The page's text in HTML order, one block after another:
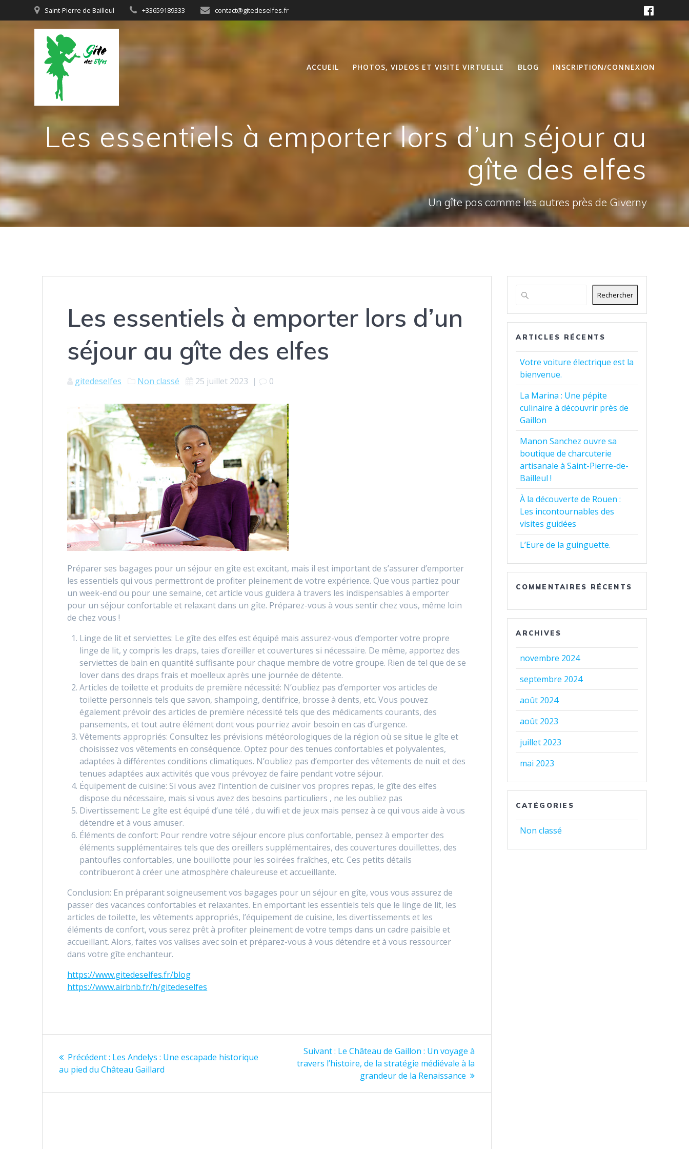
au
Saint-Pierre de Bailleul +33659189333 contact@gitedeselfes.fr
ACCUEIL PHOTOS, VIDEOS ET VISITE VIRTUELLE BLOG INSCRIPTION/CONNEXION
Les essentiels à emporter lors d’un séjour au
gîte des elfes
Un gîte pas comme les autres près de Giverny
Les essentiels à emporter lors d’un
séjour au gîte des elfes
gitedeselfes Non classé 25 juillet 2023 | 0
Préparer ses bagages pour un séjour en gîte est excitant, mais il est important de s’assurer d’emporter
les essentiels qui vous permettront de profiter pleinement de votre expérience. Que vous partiez pour
un week-end ou pour une semaine, cet article vous guidera à travers les indispensables à emporter
pour un séjour confortable et relaxant dans un gîte. Préparez-vous à vous sentir chez vous, même loin
de chez vous !
Linge de lit et serviettes: Le gîte des elfes est équipé mais assurez-vous d’emporter votre propre
linge de lit, y compris les draps, taies d’oreiller et couvertures si nécessaire. De même, apportez des
serviettes de bain en quantité suffisante pour chaque membre de votre groupe. Rien de tel que de se
lover dans des draps frais et moelleux après une journée de détente.
Articles de toilette et produits de première nécessité: N’oubliez pas d’emporter vos articles de
toilette personnels tels que savon, shampoing, dentifrice, brosse à dents, etc. Vous pouvez
également prévoir des articles de première nécessité tels que des médicaments courants, des
pansements, et tout autre élément dont vous pourriez avoir besoin en cas d’urgence.
Vêtements appropriés: Consultez les prévisions météorologiques de la région où se situe le gîte et
choisissez vos vêtements en conséquence. Optez pour des tenues confortables et polyvalentes,
adaptées à différentes conditions climatiques. N’oubliez pas d’emporter des vêtements de nuit et des
tenues adaptées aux activités que vous prévoyez de faire pendant votre séjour.
Équipement de cuisine: Si vous avez l’intention de cuisiner vos propres repas, le gîte des elfes
dispose du nécessaire, mais si vous avez des besoins particuliers , ne les oubliez pas
Divertissement: Le gîte est équipé d’une télé , du wifi et de jeux mais pensez à ce qui vous aide à vous
détendre et à vous amuser.
Éléments de confort: Pour rendre votre séjour encore plus confortable, pensez à emporter des
éléments supplémentaires tels que des oreillers supplémentaires, des couvertures douillettes, des
pantoufles confortables, une bouillotte pour les soirées fraîches, etc. Ces petits détails
contribueront à créer une atmosphère chaleureuse et accueillante.
Conclusion: En préparant soigneusement vos bagages pour un séjour en gîte, vous vous assurez de
passer des vacances confortables et relaxantes. En emportant les essentiels tels que le linge de lit, les
articles de toilette, les vêtements appropriés, l’équipement de cuisine, les divertissements et les
éléments de confort, vous serez prêt à profiter pleinement de votre temps dans un cadre paisible et
accueillant. Alors, faites vos valises avec soin et préparez-vous à vous détendre et à vous ressourcer
dans votre gîte enchanteur.
https://www.gitedeselfes.fr/blog
https://www.airbnb.fr/h/gitedeselfes
de
l’article
Précédent : Article
précédent
Les Andelys : Une escapade historique
au pied du Château Gaillard
Suivant : Article
suivant
Le Château de Gaillon : Un voyage à
travers l’histoire, de la stratégie médiévale à la
grandeur de la Renaissance
Rechercher
ARTICLES RÉCENTS
Votre voiture électrique est la
bienvenue.
La Marina : Une pépite
culinaire à découvrir près de
Gaillon
Manon Sanchez ouvre sa
boutique de charcuterie
artisanale à Saint-Pierre-de-
Bailleul !
À la découverte de Rouen :
Les incontournables des
visites guidées
L’Eure de la guinguette.
COMMENTAIRES RÉCENTS
ARCHIVES
novembre 2024
septembre 2024
août 2024
août 2023
juillet 2023
mai 2023
CATÉGORIES
Non classé